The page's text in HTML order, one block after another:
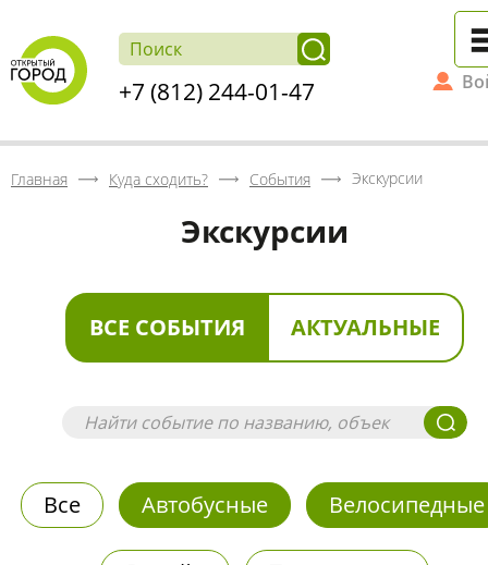
+7 (812) 244-01-47
Главная Куда сходить? События Экскурсии
Экскурсии
ВСЕ СОБЫТИЯ АКТУАЛЬНЫЕ
Все Автобусные Велосипедные